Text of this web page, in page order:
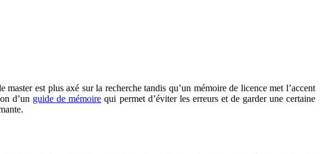
est plus axé sur la recherche tandis qu’un mémoire de licence met l’accent
d’un guide de mémoire qui permet d’éviter les erreurs et de garder une certaine